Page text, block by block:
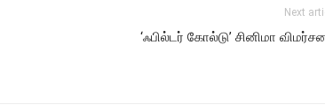
Next
‘ஃபில்டர் கோல்டு’ சினிமா